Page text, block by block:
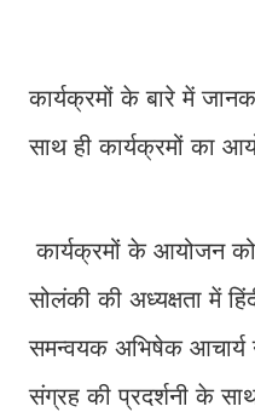
कार्यक्रमों के बारे में
साथ ही कार्यक्रमों का
कार्यक्रमों के आयोजन को
सोलंकी की अध्यक्षता में
समन्वयक अभिषेक आचार्य
संग्रह की प्रदर्शनी के